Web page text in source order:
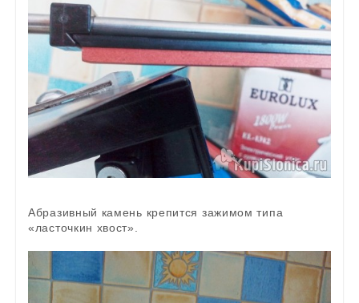
Абразивный камень крепится зажимом типа
«ласточкин хвост».